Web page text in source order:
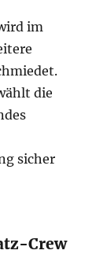
im
die
sicher
Crew